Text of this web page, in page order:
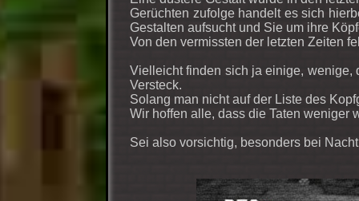
Gerüchten zufolge handelt es sich
Gestalten aufsucht und Sie um ihre
Von den vermissten der letzten Zeiten
Vielleicht finden sich ja einige, wenige,
Versteck.
Solang man nicht auf der Liste des
Wir hoffen alle, dass die Taten weniger
Sei also vorsichtig, besonders bei